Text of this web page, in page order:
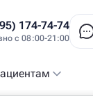
174-74-74
с 08:00-21:00